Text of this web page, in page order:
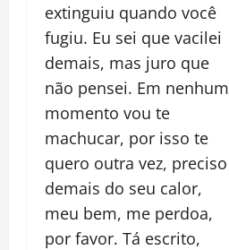
extinguiu quando você
fugiu. Eu sei que vacilei
demais, mas juro que
não pensei. Em nenhum
momento vou te
machucar, por isso te
quero outra vez, preciso
demais do seu calor,
meu bem, me perdoa,
por favor. Tá escrito,